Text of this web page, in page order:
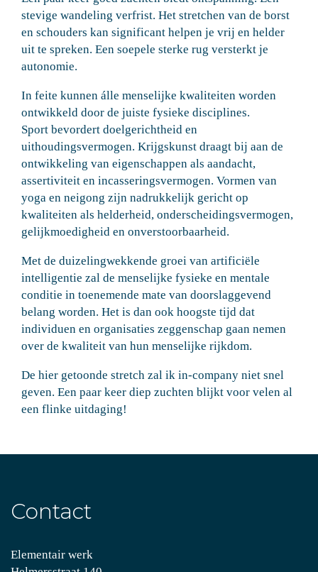
stevige wandeling verfrist. Het stretchen van de borst
en schouders kan significant helpen je vrij en helder
uit te spreken. Een soepele sterke rug versterkt je
autonomie.
In feite kunnen álle menselijke kwaliteiten worden
ontwikkeld door de juiste fysieke disciplines.
Sport bevordert doelgerichtheid en
uithoudingsvermogen. Krijgskunst draagt bij aan de
ontwikkeling van eigenschappen als aandacht,
assertiviteit en incasseringsvermogen. Vormen van
yoga en neigong zijn nadrukkelijk gericht op
kwaliteiten als helderheid, onderscheidingsvermogen,
gelijkmoedigheid en onverstoorbaarheid.
Met de duizelingwekkende groei van artificiële
intelligentie zal de menselijke fysieke en mentale
conditie in toenemende mate van doorslaggevend
belang worden. Het is dan ook hoogste tijd dat
individuen en organisaties zeggenschap gaan nemen
over de kwaliteit van hun menselijke rijkdom.
De hier getoonde stretch zal ik in-company niet snel
geven. Een paar keer diep zuchten blijkt voor velen al
een flinke uitdaging!
Contact
Elementair werk